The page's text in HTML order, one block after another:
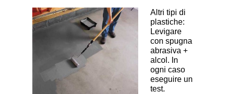
Altri tipi di
plastiche:
Levigare
con spugna
abrasiva +
alcol. In
ogni caso
eseguire un
test.